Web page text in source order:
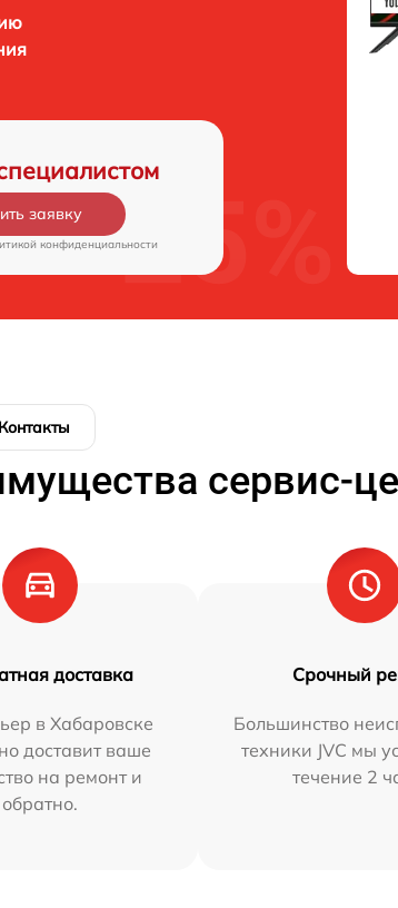
заявку
конфиденциальности
Контакты
сервис-
доставка
в Хабаровске
доставит ваше
на ремонт и
обратно.
Срочный
Большинство
техники JVC мы
течение 2